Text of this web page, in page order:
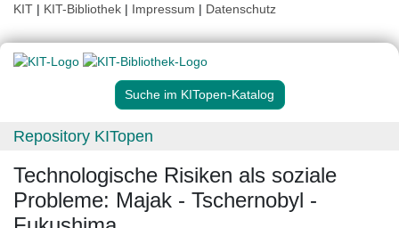
KIT | KIT-Bibliothek | Impressum | Datenschutz
Suche im KITopen-Katalog
Repository KITopen
Technologische Risiken als soziale
Probleme: Majak - Tschernobyl -